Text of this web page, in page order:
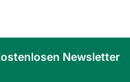
Newsletter